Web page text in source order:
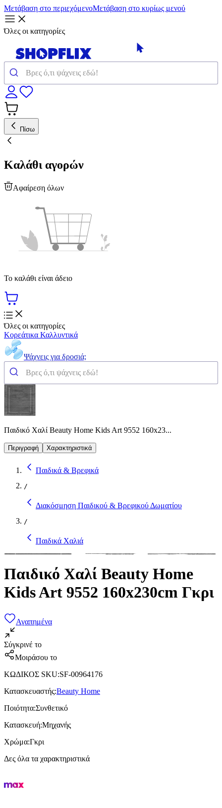
Μετάβαση στο περιεχόμενοΜετάβαση στο κυρίως μενού
Όλες οι κατηγορίες
Πίσω
Καλάθι αγορών
Αφαίρεση όλων
Το καλάθι είναι άδειο
Όλες οι κατηγορίες
Κορεάτικα Καλλυντικά
Ψάχνεις για δροσιά;
Παιδικό Χαλί Beauty Home Kids Art 9552 160x23...
Περιγραφή Χαρακτηριστικά
Παιδικά & Βρεφικά
/
Διακόσμηση Παιδικού & Βρεφικού Δωματίου
/
Παιδικά Χαλιά
Παιδικό Χαλί Beauty Home
Kids Art 9552 160x230cm Γκρι
Αγαπημένα
Σύγκρινέ το
Μοιράσου το
ΚΩΔΙΚΟΣ SKU:SF-00964176
Κατασκευαστής:Beauty Home
Ποιότητα:Συνθετικό
Κατασκευή:Μηχανής
Χρώμα:Γκρι
Δες όλα τα χαρακτηριστικά